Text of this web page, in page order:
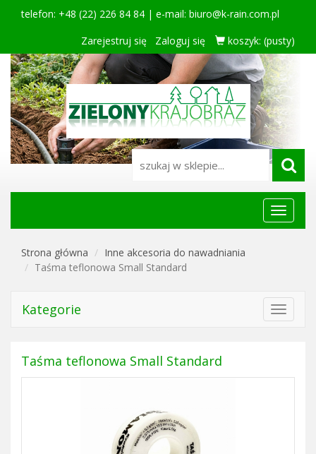
telefon: +48 (22) 226 84 84 | e-mail: biuro@k-rain.com.pl
Zarejestruj się
Zaloguj się koszyk: (pusty)
Menu
główne
Strona główna
Inne akcesoria do nawadniania
Taśma teflonowa Small Standard
Kategorie
Toggle
Taśma teflonowa Small Standard